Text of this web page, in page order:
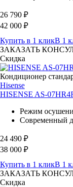
26 790 ₽
42 000 ₽
Купить в 1 кликВ 1
ЗАКАЗАТЬ
Скидка
Кондиционер
Hisense
HISENSE AS-
Режим
Современный
24 490 ₽
38 000 ₽
Купить в 1 кликВ 1
ЗАКАЗАТЬ
Скидка